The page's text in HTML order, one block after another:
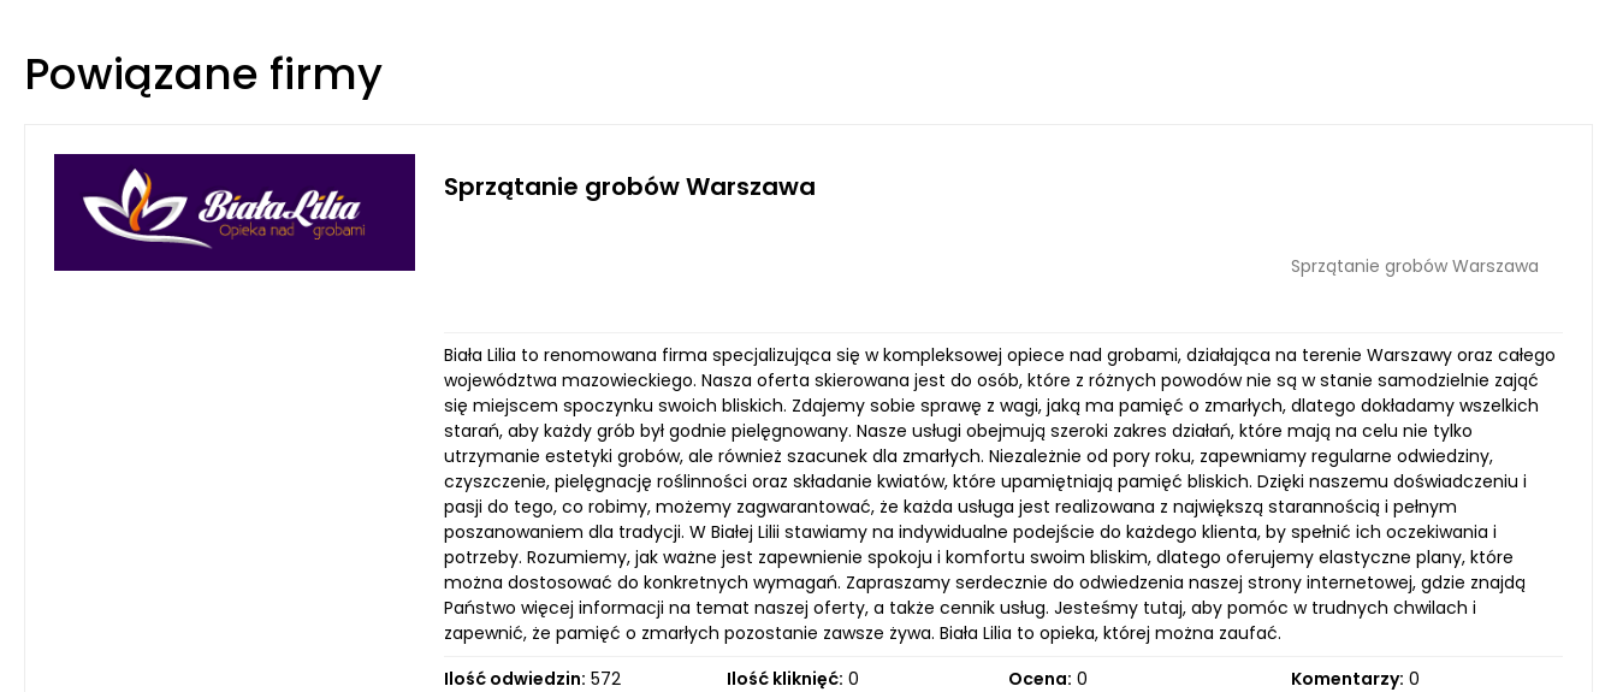
Powiązane firmy
Sprzątanie grobów Warszawa
Sprzątanie grobów Warszawa
Biała Lilia to renomowana firma specjalizująca się w kompleksowej opiece nad grobami, działająca na terenie Warszawy oraz całego
województwa mazowieckiego. Nasza oferta skierowana jest do osób, które z różnych powodów nie są w stanie samodzielnie zająć
się miejscem spoczynku swoich bliskich. Zdajemy sobie sprawę z wagi, jaką ma pamięć o zmarłych, dlatego dokładamy wszelkich
starań, aby każdy grób był godnie pielęgnowany. Nasze usługi obejmują szeroki zakres działań, które mają na celu nie tylko
utrzymanie estetyki grobów, ale również szacunek dla zmarłych. Niezależnie od pory roku, zapewniamy regularne odwiedziny,
czyszczenie, pielęgnację roślinności oraz składanie kwiatów, które upamiętniają pamięć bliskich. Dzięki naszemu doświadczeniu i
pasji do tego, co robimy, możemy zagwarantować, że każda usługa jest realizowana z największą starannością i pełnym
poszanowaniem dla tradycji. W Białej Lilii stawiamy na indywidualne podejście do każdego klienta, by spełnić ich oczekiwania i
potrzeby. Rozumiemy, jak ważne jest zapewnienie spokoju i komfortu swoim bliskim, dlatego oferujemy elastyczne plany, które
można dostosować do konkretnych wymagań. Zapraszamy serdecznie do odwiedzenia naszej strony internetowej, gdzie znajdą
Państwo więcej informacji na temat naszej oferty, a także cennik usług. Jesteśmy tutaj, aby pomóc w trudnych chwilach i
zapewnić, że pamięć o zmarłych pozostanie zawsze żywa. Biała Lilia to opieka, której można zaufać.
Ilość odwiedzin: 572 Ilość kliknięć: 0 Ocena: 0 Komentarzy: 0